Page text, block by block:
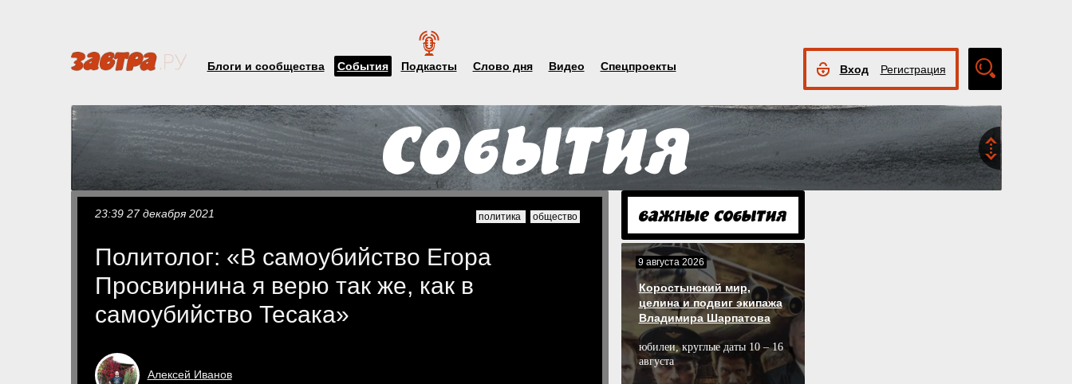
Блоги и сообщества События Подкасты Слово дня Видео Спецпроекты Вход Регистрация
поиск
23:39 27 декабря 2021 политика общество
Политолог: «В самоубийство Егора
Просвирнина я верю так же, как в
самоубийство Тесака»
Алексей Иванов
9 августа 2026
Коростынский мир,
целина и подвиг экипажа
Владимира Шарпатова
юбилеи, круглые даты 10 – 16
августа